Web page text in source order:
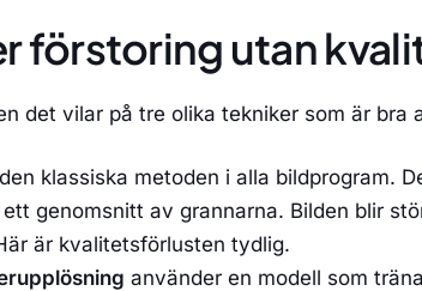
förstoring utan
det vilar på tre olika tekniker som är bra
klassiska metoden i alla bildprogram.
genomsnitt av grannarna. Bilden blir
är kvalitetsförlusten tydlig.
använder en modell som